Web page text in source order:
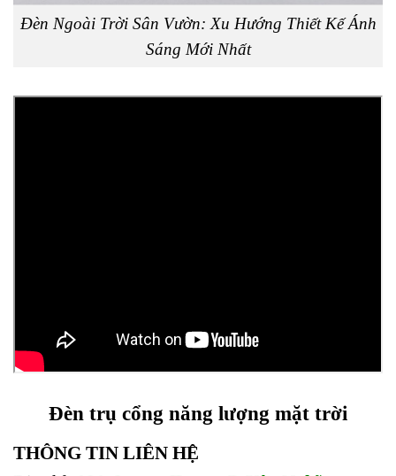
Đèn Ngoài Trời Sân Vườn: Xu Hướng Thiết Kế Ánh
Sáng Mới Nhất
Đèn trụ cổng năng lượng mặt trời
THÔNG TIN LIÊN HỆ